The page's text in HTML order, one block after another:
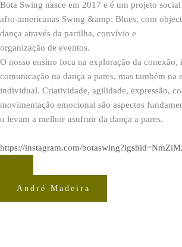
Bota Swing nasce em 2017 e é um projeto
afro-americanas Swing &amp; Blues, com
dança através da partilha, convívio e
organização de eventos.
O nosso ensino foca na exploração da conexão,
comunicação na dança a pares, mas também na
individual. Criatividade, agilidade, expressão,
movimentação emocional são aspectos
o levam a melhor usufruir da dança a pares.
https://instagram.com/
André Madeira